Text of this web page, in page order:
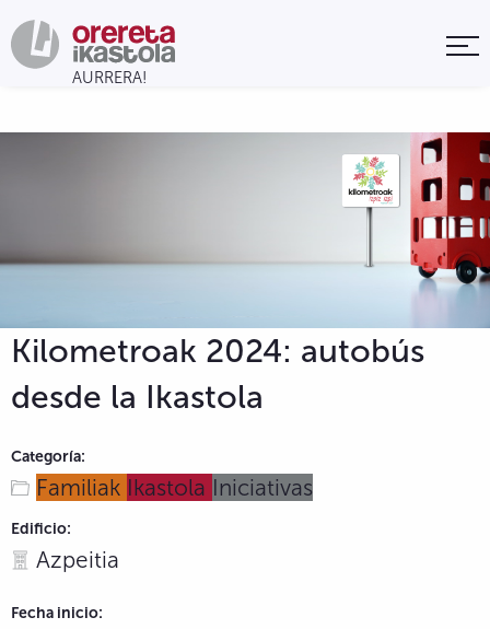
Kilometroak 2024: autobús
desde la Ikastola
Categoría:
Familiak Ikastola Iniciativas
Edificio:
Azpeitia
Fecha inicio: